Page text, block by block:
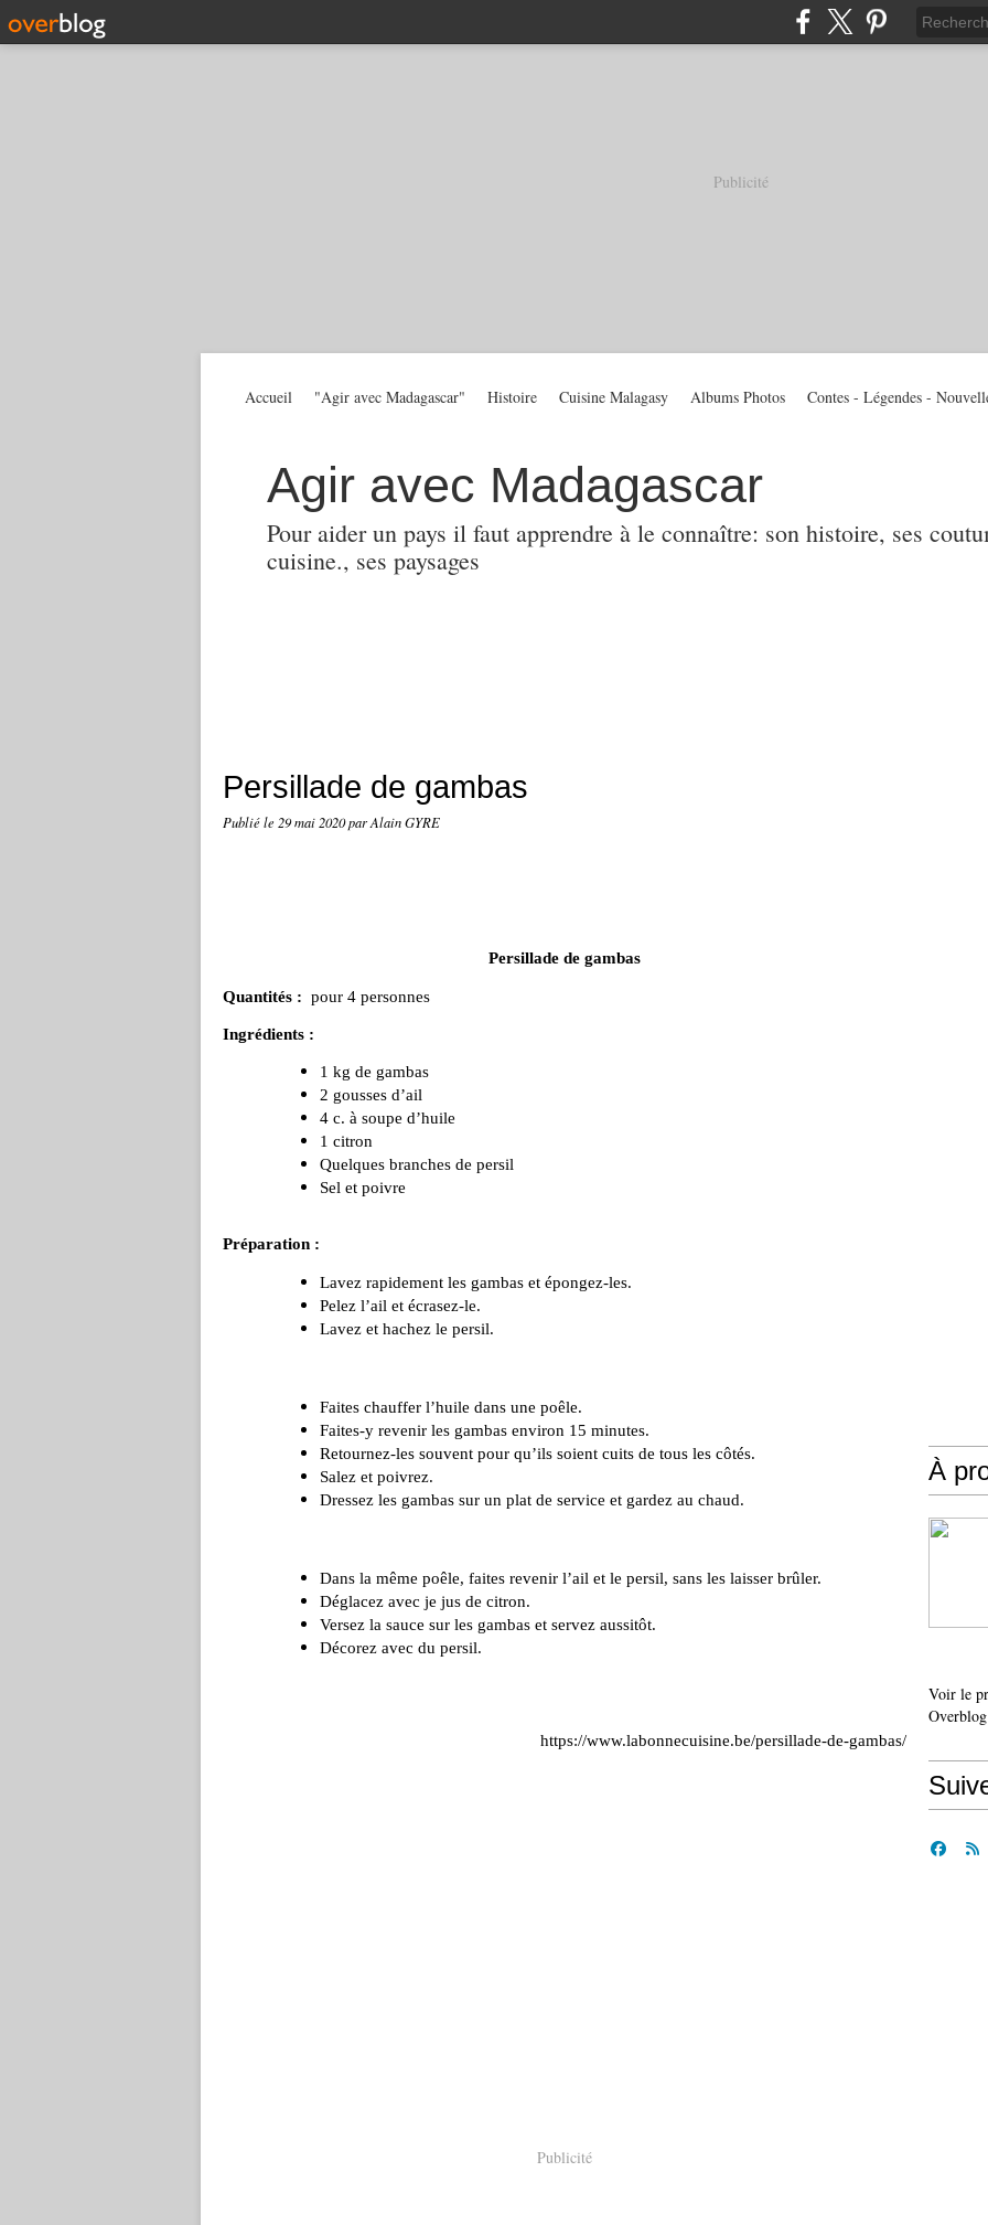
Publicité
Agir avec Madagascar
Pour aider un pays il faut apprendre à le connaître: son histoire, ses
cuisine., ses paysages
Accueil "Agir avec Madagascar" Histoire Cuisine Malagasy Albums Photos Contes - Légendes -
Persillade de gambas
Publié le 29 mai 2020par Alain GYRE
Persillade de gambas
Quantités : pour 4 personnes
Ingrédients :
1 kg de gambas
2 gousses d’ail
4 c. à soupe d’huile
1 citron
Quelques branches de persil
Sel et poivre
Préparation :
Lavez rapidement les gambas et épongez-les.
Pelez l’ail et écrasez-le.
Lavez et hachez le persil.
Faites chauffer l’huile dans une poêle.
Faites-y revenir les gambas environ 15 minutes.
Retournez-les souvent pour qu’ils soient cuits de tous les côtés.
Salez et poivrez.
Dressez les gambas sur un plat de service et gardez au chaud.
Dans la même poêle, faites revenir l’ail et le persil, sans les laisser brûler.
Déglacez avec je jus de citron.
Versez la sauce sur les gambas et servez aussitôt.
Décorez avec du persil.
https://www.labonnecuisine.be/persillade-de-gambas/
Publicité
À
Voir le
Overblog